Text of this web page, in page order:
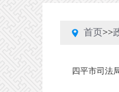
首页>>
四平市司法